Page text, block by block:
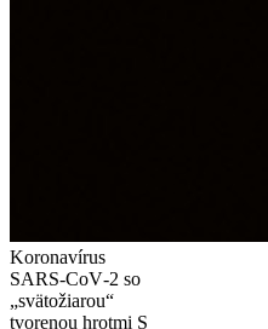
Koronavírus
SARS‑CoV‑2 so
„svätožiarou“
tvorenou hrotmi S